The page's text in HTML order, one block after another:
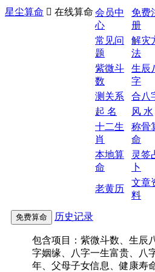
星尘算命  在线算命 会员中
心
免费
册
常见问
题
解灾
法
紫微斗
数
生辰
字
测关系 合八
起 名
风 水
十二生
肖
称骨
命
本地算
命
灵签
卜
老黄历
文章
料
历史记录
包含项目：紫微斗数、生辰
字姻缘、八字一生富贵、八
年、父母子女信息、健康寿